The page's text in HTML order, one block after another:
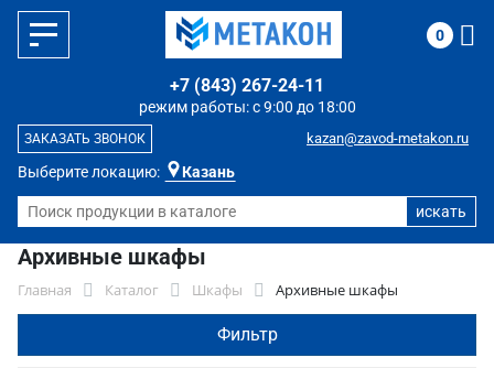
Выберите локацию: Казань
режим работы: с 9:00 до 18:00
+7 (843) 267-24-11
kazan@zavod-metakon.ru
ЗАКАЗАТЬ ЗВОНОК
0
Архивные шкафы
Главная Каталог Шкафы Архивные шкафы
Фильтр